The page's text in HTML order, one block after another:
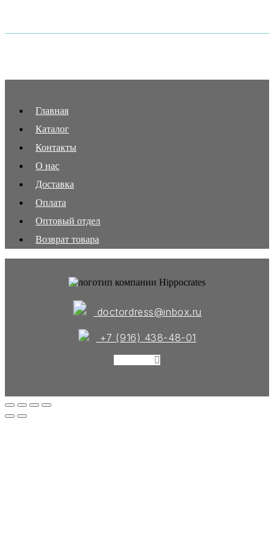
Главная
Каталог
Контакты
О нас
Доставка
Оплата
Оптовый отдел
Возврат товара
doctordress@inbox.ru
+7 (916) 438-48-01